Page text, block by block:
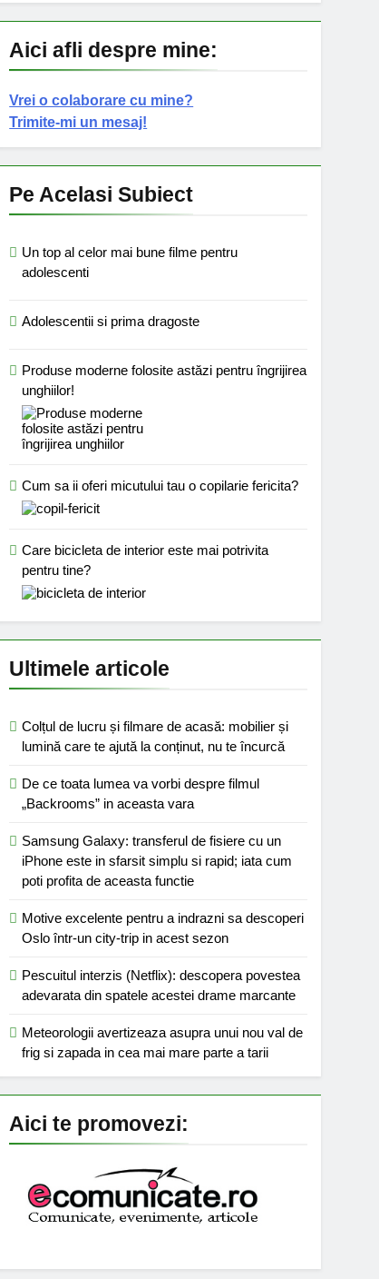
Aici afli despre mine:
Vrei o colaborare cu mine?
Trimite-mi un mesaj!
Pe Acelasi Subiect
Un top al celor mai bune filme pentru
adolescenti
Adolescentii si prima dragoste
Produse moderne folosite astăzi pentru îngrijirea
unghiilor!
Cum sa ii oferi micutului tau o copilarie fericita?
Care bicicleta de interior este mai potrivita
pentru tine?
Ultimele articole
Colțul de lucru și filmare de acasă: mobilier și
lumină care te ajută la conținut, nu te încurcă
De ce toata lumea va vorbi despre filmul
„Backrooms” in aceasta vara
Samsung Galaxy: transferul de fisiere cu un
iPhone este in sfarsit simplu si rapid; iata cum
poti profita de aceasta functie
Motive excelente pentru a indrazni sa descoperi
Oslo într-un city-trip in acest sezon
Pescuitul interzis (Netflix): descopera povestea
adevarata din spatele acestei drame marcante
Meteorologii avertizeaza asupra unui nou val de
frig si zapada in cea mai mare parte a tarii
Aici te promovezi: